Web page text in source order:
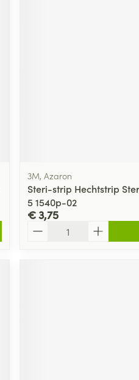
3M, Azaron
Steri-strip Hechtstrip
5 1540p-02
€ 3,75